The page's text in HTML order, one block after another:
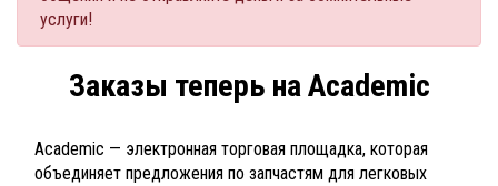
услуги!
Заказы теперь на Academic
Academic — электронная торговая площадка, которая
объединяет предложения по запчастям для легковых